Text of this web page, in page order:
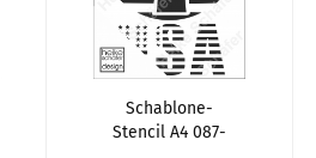
Schablone-
Stencil A4 087-